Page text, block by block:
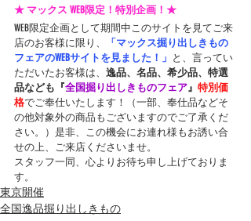
★ マックス WEB限定！特別企画！★
WEB限定企画として期間中このサイトを見てご来
店のお客様に限り、
「マックス掘り出しきもの
フェアのWEBサイトを見ました！」 と、言ってい
ただいたお客様は、 逸品、名品、希少品、特選
品なども『全国掘り出しきものフェア 』 特別価
格でご奉仕いたします！（一部、奉仕品などそ
の他対象外の商品もございますのでご了承くだ
さい。）是非、この機会にお連れ様もお誘い合
せの上、ご来店くださいませ。
スタッフ一同、心よりお待ち申し上げておりま
す。
東京開催
全国逸品掘り出しきもの